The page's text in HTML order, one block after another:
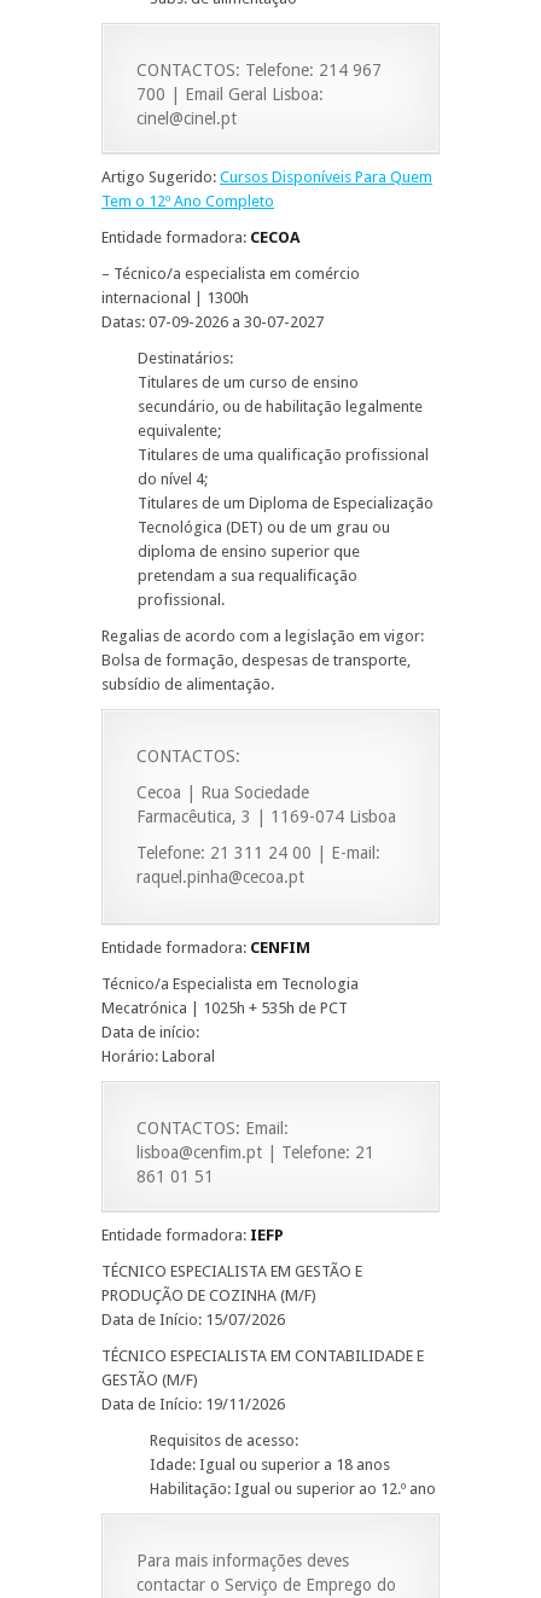
CONTACTOS: Telefone: 214 967
700 | Email Geral Lisboa:
cinel@cinel.pt
Artigo Sugerido: Cursos Disponíveis Para Quem
Tem o 12º Ano Completo
Entidade formadora: CECOA
– Técnico/a especialista em comércio
internacional | 1300h
Datas: 07-09-2026 a 30-07-2027
Destinatários:
Titulares de um curso de ensino
secundário, ou de habilitação legalmente
equivalente;
Titulares de uma qualificação profissional
do nível 4;
Titulares de um Diploma de Especialização
Tecnológica (DET) ou de um grau ou
diploma de ensino superior que
pretendam a sua requalificação
profissional.
Regalias de acordo com a legislação em vigor:
Bolsa de formação, despesas de transporte,
subsídio de alimentação.
CONTACTOS:
Cecoa | Rua Sociedade
Farmacêutica, 3 | 1169-074 Lisboa
Telefone: 21 311 24 00 | E-mail:
raquel.pinha@cecoa.pt
Entidade formadora: CENFIM
Técnico/a Especialista em Tecnologia
Mecatrónica | 1025h + 535h de PCT
Data de início:
Horário: Laboral
CONTACTOS: Email:
lisboa@cenfim.pt | Telefone: 21
861 01 51
Entidade formadora: IEFP
TÉCNICO ESPECIALISTA EM GESTÃO E
PRODUÇÃO DE COZINHA (M/F)
Data de Início: 15/07/2026
TÉCNICO ESPECIALISTA EM CONTABILIDADE E
GESTÃO (M/F)
Data de Início: 19/11/2026
Requisitos de acesso:
Idade: Igual ou superior a 18 anos
Habilitação: Igual ou superior ao 12.º ano
Para mais informações deves
contactar o Serviço de Emprego do